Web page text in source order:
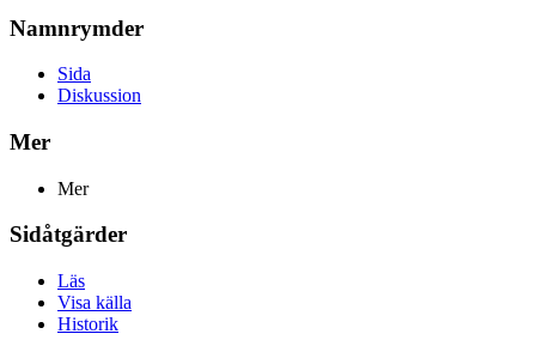
Namnrymder
Sida
Diskussion
Mer
Mer
Sidåtgärder
Läs
Visa källa
Historik